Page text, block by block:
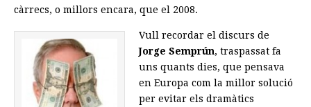
càrrecs, o millors encara, que el 2008.
Vull recordar el discurs de
Jorge Semprún, traspassat fa
uns quants dies, que pensava
en Europa com la millor solució
per evitar els dramàtics